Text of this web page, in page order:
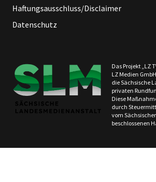
Haftungsausschluss/Disclaimer
Datenschutz
Das Projekt „LZ
LZ Medien
die Sächsische
privaten
Diese
durch
vom
beschlossenen